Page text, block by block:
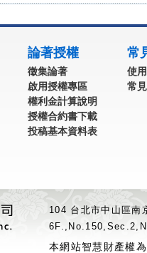
論著授權
徵集論著
啟用授權專區
權利金計算說明
授權合約書下載
投稿基本資料表
常
使
常
104 台北市中山區
本網站智慧財產權